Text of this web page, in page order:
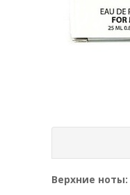
Верхние ноты: